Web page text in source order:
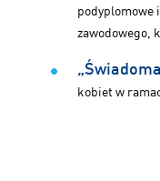
podyplomowe
zawodowego,
kobiet w